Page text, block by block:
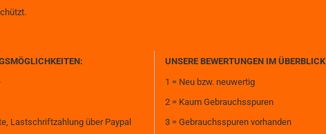
Lastschriftzahlung über Paypal
UNSERE BEWERTUNGEN IM ÜBERBLICK
1 = Neu bzw. neuwertig
2 = Kaum Gebrauchsspuren
3 = Gebrauchsspuren vorhanden